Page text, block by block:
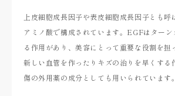
上皮細胞成長因子や表皮細胞成長因子とも呼
アミノ酸で構成されています。EGFはター
る作用があり、美容にとって重要な役割を担
新しい血管を作ったりキズの治りを早くする
傷の外用薬の成分としても用いられています。